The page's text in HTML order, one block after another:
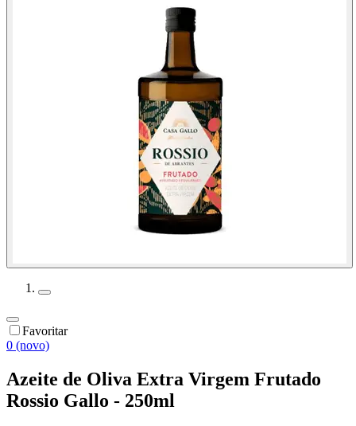
Favoritar
0 (novo)
Azeite de Oliva Extra Virgem Frutado
Rossio Gallo - 250ml